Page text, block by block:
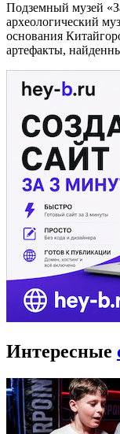
Подземный музей
археологический
основания
артефакты,
Интересные